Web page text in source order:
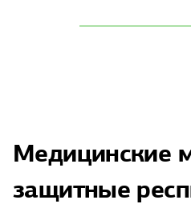
Медицинские
защитные